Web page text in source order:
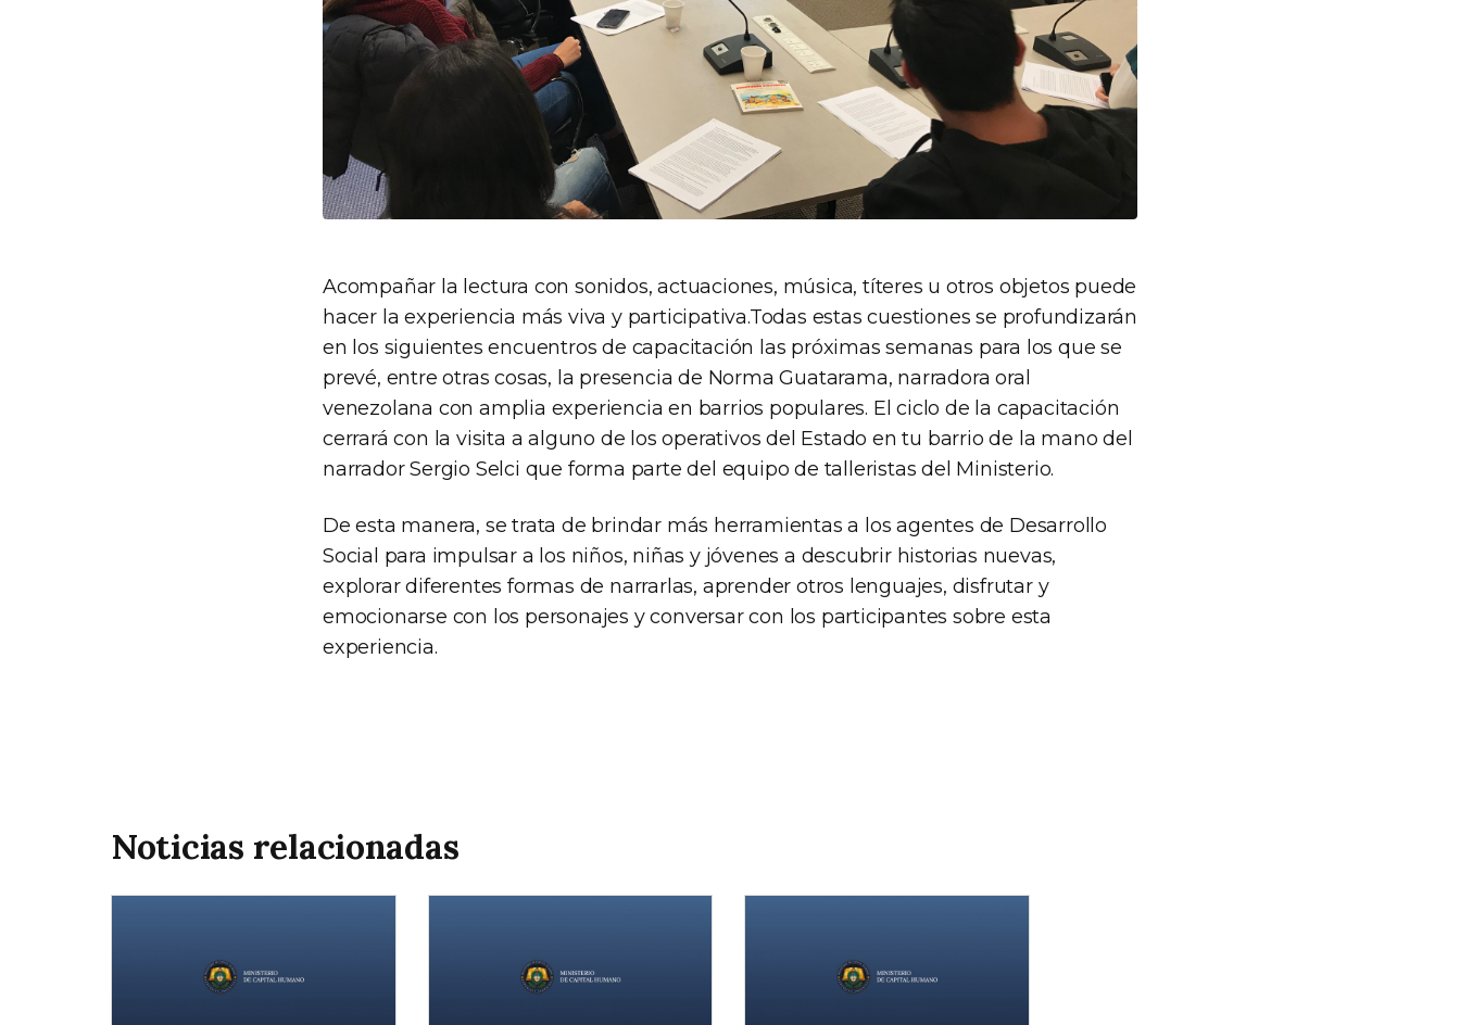
Acompañar la lectura con sonidos, actuaciones, música, títeres u otros objetos puede
hacer la experiencia más viva y participativa.Todas estas cuestiones se profundizarán
en los siguientes encuentros de capacitación las próximas semanas para los que se
prevé, entre otras cosas, la presencia de Norma Guatarama, narradora oral
venezolana con amplia experiencia en barrios populares. El ciclo de la capacitación
cerrará con la visita a alguno de los operativos del Estado en tu barrio de la mano del
narrador Sergio Selci que forma parte del equipo de talleristas del Ministerio.
De esta manera, se trata de brindar más herramientas a los agentes de Desarrollo
Social para impulsar a los niños, niñas y jóvenes a descubrir historias nuevas,
explorar diferentes formas de narrarlas, aprender otros lenguajes, disfrutar y
emocionarse con los personajes y conversar con los participantes sobre esta
experiencia.
Noticias relacionadas